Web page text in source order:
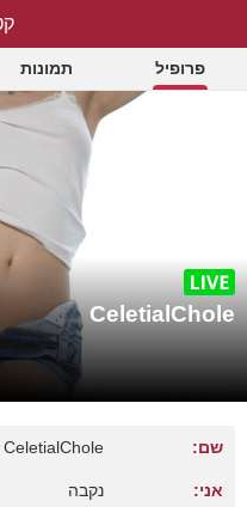
פרופיל תמונות
CeletialChole
שם: CeletialChole
אני: נקבה